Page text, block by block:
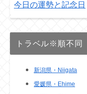
今日の運勢と記念日
トラベル※順不同
新潟県・Niigata
愛媛県・Ehime